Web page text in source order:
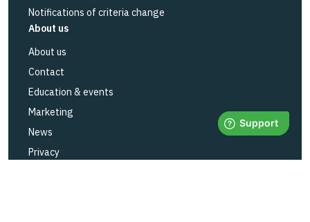
Notifications of criteria change
About us
About us
Contact
Education & events
Marketing
News
Privacy